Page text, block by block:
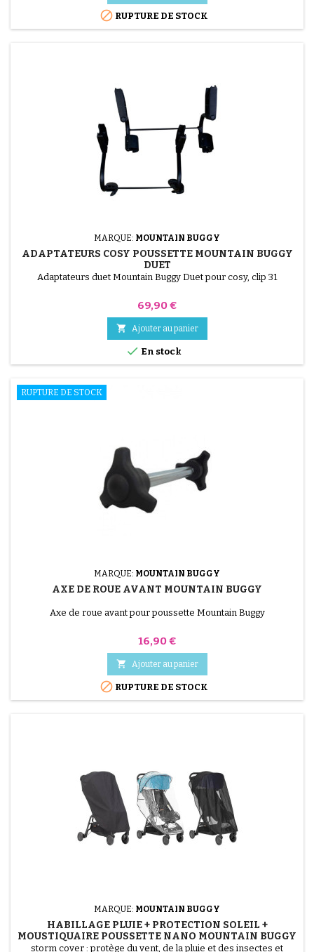
 RUPTURE DE STOCK
MARQUE: MOUNTAIN BUGGY
ADAPTATEURS COSY POUSSETTE MOUNTAIN BUGGY
DUET
Adaptateurs duet Mountain Buggy Duet pour cosy, clip 31
Prix
69,90 €
 Ajouter au panier
 En stock
RUPTURE DE STOCK
MARQUE: MOUNTAIN BUGGY
AXE DE ROUE AVANT MOUNTAIN BUGGY
Axe de roue avant pour poussette Mountain Buggy
Prix
16,90 €
 Ajouter au panier
 RUPTURE DE STOCK
MARQUE: MOUNTAIN BUGGY
HABILLAGE PLUIE + PROTECTION SOLEIL +
MOUSTIQUAIRE POUSSETTE NANO MOUNTAIN BUGGY
storm cover : protège du vent, de la pluie et des insectes et